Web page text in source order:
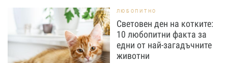
ЛЮБОПИТНО
Световен ден на котките:
10 любопитни факта за
едни от най-загадъчните
животни